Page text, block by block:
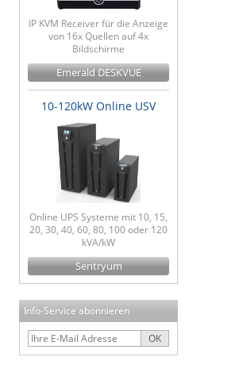
IP KVM Receiver für die Anzeige
von 16x Quellen auf 4x
Bildschirme
Emerald DESKVUE
10-120kW Online USV
Online UPS Systeme mit 10, 15,
20, 30, 40, 60, 80, 100 oder 120
kVA/kW
Sentryum
Info-Service abonnieren
OK